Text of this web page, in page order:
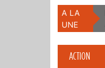
A LA
UNE
ACTION